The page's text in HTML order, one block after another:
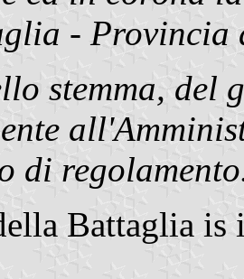
- Provincia
stemma, del
di
Battaglia